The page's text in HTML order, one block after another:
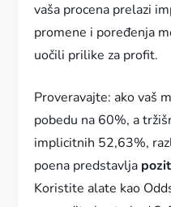
vaša procena prelazi
promene i poređenja
uočili prilike za profit.
Proveravajte: ako vaš
pobedu na 60%, a
implicitnih 52,63%,
poena predstavlja
Koristite alate kao